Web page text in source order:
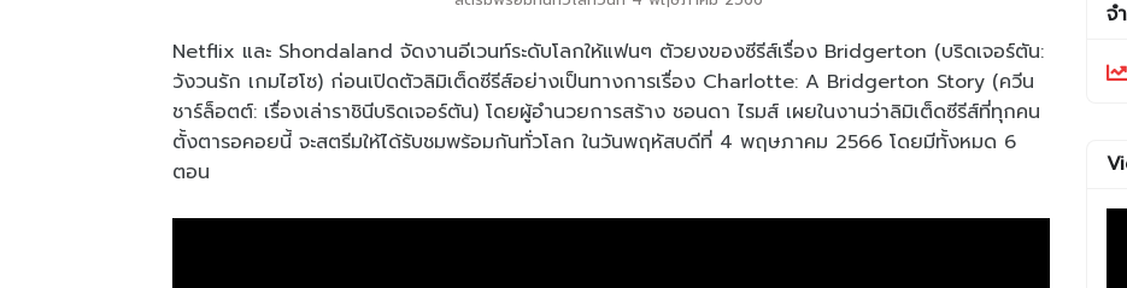
Netflix และ Shondaland จัดงานอีเวนท์ระดับโลกให้แฟนๆ ตัวยงของซีรีส์เรื่อง Bridgerton (บริดเจอร์ตัน:
วังวนรัก เกมไฮโซ) ก่อนเปิดตัวลิมิเต็ดซีรีส์อย่างเป็นทางการเรื่อง Charlotte: A Bridgerton Story (ควีน
ชาร์ล็อตต์: เรื่องเล่าราชินีบริดเจอร์ตัน) โดยผู้อำนวยการสร้าง ชอนดา ไรมส์ เผยในงานว่าลิมิเต็ดซีรีส์ที่ทุกคน
ตั้งตารอคอยนี้ จะสตรีมให้ได้รับชมพร้อมกันทั่วโลก ในวันพฤหัสบดีที่ 4 พฤษภาคม 2566 โดยมีทั้งหมด 6
ตอน
จ